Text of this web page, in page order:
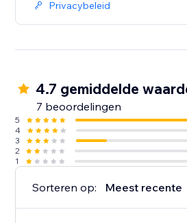
Privacybeleid
4.7 gemiddelde
7 beoordelingen
5
4
3
2
1
Sorteren op: Meest recente